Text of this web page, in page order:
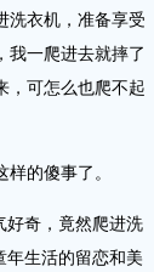
洗衣机，准备享受
我一爬进去就摔了
，可怎么也爬不起
的傻事了。
奇，竟然爬进洗
年生活的留恋和美